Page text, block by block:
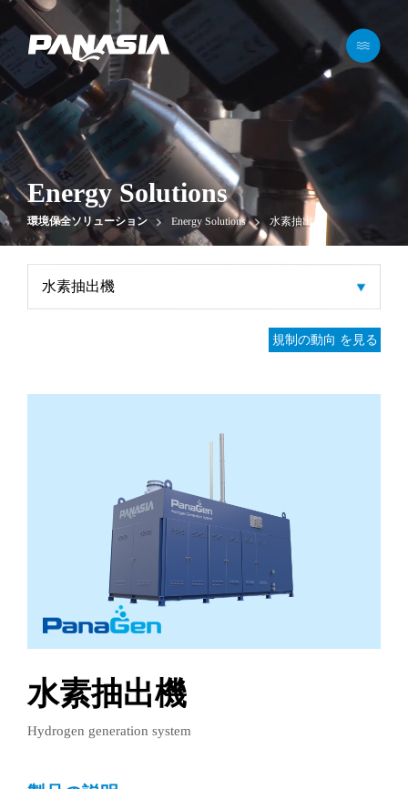
메뉴 바로가기 본문 바로가기
Energy Solutions
環境保全ソリューション Energy Solutions 水素抽出機
規制の動向 を見る
水素抽出機
Hydrogen generation system